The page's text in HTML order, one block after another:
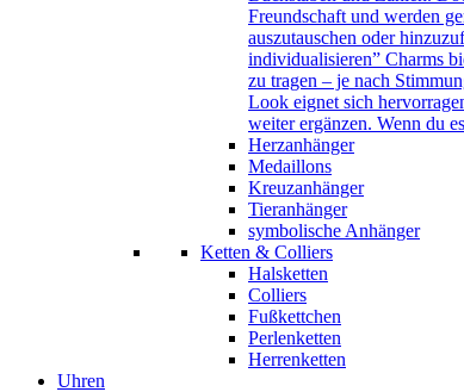
Freundschaft und werden
auszutauschen oder
individualisieren” Charms
zu tragen – je nach
Look eignet sich
weiter ergänzen. Wenn du
Herzanhänger
Medaillons
Kreuzanhänger
Tieranhänger
symbolische Anhänger
Ketten & Colliers
Halsketten
Colliers
Fußkettchen
Perlenketten
Herrenketten
Uhren